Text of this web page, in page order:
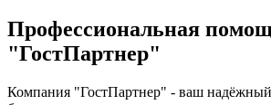
Профессиональная
"ГостПартнер"
Компания "ГостПартнер" - ваш надёжный